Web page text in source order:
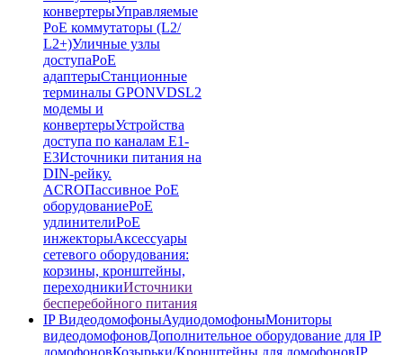
конвертерыУправляемые
PoE коммутаторы (L2/
L2+)Уличные узлы
доступаPoE
адаптерыСтанционные
терминалы GPONVDSL2
модемы и
конвертерыУстройства
доступа по каналам E1-
E3Источники питания на
DIN-рейку.
ACROПассивное PoE
оборудованиеPoE
удлинителиPoE
инжекторыАксессуары
сетевого оборудования:
корзины, кронштейны,
переходникиИсточники
бесперебойного питания
IP ВидеодомофоныАудиодомофоныМониторы
видеодомофоновДополнительное оборудование для IP
домофоновКозырьки/Кронштейны для домофоновIP